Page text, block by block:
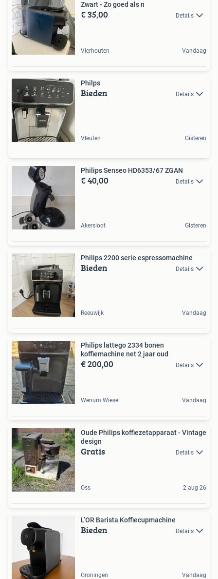
Zwart - Zo goed als n
€ 35,00 Details
Vierhouten Vandaag
Philps
Bieden Details
Vleuten Gisteren
Philips Senseo HD6353/67 ZGAN
€ 40,00 Details
Akersloot Gisteren
Philips 2200 serie espressomachine
Bieden Details
Reeuwijk Vandaag
Philips lattego 2334 bonen
koffiemachine net 2 jaar oud
€ 200,00 Details
Wenum Wiesel Vandaag
Oude Philips koffiezetapparaat - Vintage
design
Gratis Details
Oss 2 aug 26
L’OR Barista Koffiecupmachine
Bieden Details
Groningen Vandaag